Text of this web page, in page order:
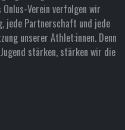
Verein verfolgen wir
jede Partnerschaft und jede
unserer Athlet:innen. Denn
stärken, stärken wir die